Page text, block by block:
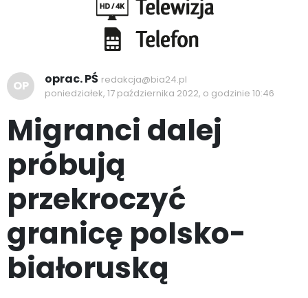
OP oprac. PŚ redakcja@bia24.pl
poniedziałek, 17 października 2022, o godzinie 10:46
Migranci dalej
próbują
przekroczyć
granicę polsko-
białoruską